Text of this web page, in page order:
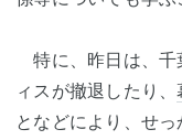
特に、昨日は、千
ィスが撤退したり、
となどにより、せ